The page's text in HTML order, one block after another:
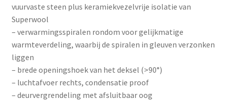
vuurvaste steen plus keramiekvezelvrije isolatie van
Superwool
– verwarmingsspiralen rondom voor gelijkmatige
warmteverdeling, waarbij de spiralen in gleuven verzonken
liggen
– brede openingshoek van het deksel (>90°)
– luchtafvoer rechts, condensatie proof
– deurvergrendeling met afsluitbaar oog